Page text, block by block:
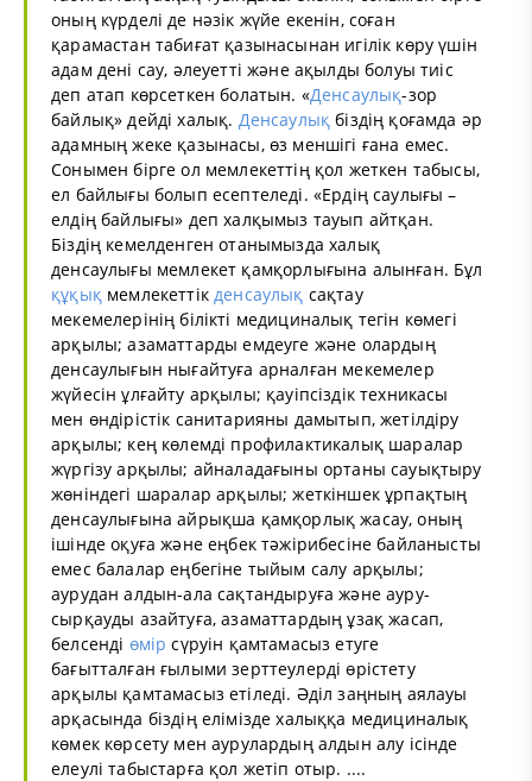
оның күрделі де нәзік жүйе екенін, соған
қарамастан табиғат қазынасынан игілік көру үшін
адам дені сау, әлеуетті және ақылды болуы тиіс
деп атап көрсеткен болатын. «Денсаулық-зор
байлық» дейді халық. Денсаулық біздің қоғамда әр
адамның жеке қазынасы, өз меншігі ғана емес.
Сонымен бірге ол мемлекеттің қол жеткен табысы,
ел байлығы болып есептеледі. «Ердің саулығы –
елдің байлығы» деп халқымыз тауып айтқан.
Біздің кемелденген отанымызда халық
денсаулығы мемлекет қамқорлығына алынған. Бұл
құқықмемлекеттікденсаулық сақтау
мекемелерінің білікті медициналық тегін көмегі
арқылы; азаматтарды емдеуге және олардың
денсаулығын нығайтуға арналған мекемелер
жүйесін ұлғайту арқылы; қауіпсіздік техникасы
мен өндірістік санитарияны дамытып, жетілдіру
арқылы; кең көлемді профилактикалық шаралар
жүргізу арқылы; айналадағыны ортаны сауықтыру
жөніндегі шаралар арқылы; жеткіншек ұрпақтың
денсаулығына айрықша қамқорлық жасау, оның
ішінде оқуға және еңбек тәжірибесіне байланысты
емес балалар еңбегіне тыйым салу арқылы;
аурудан алдын-ала сақтандыруға және ауру-
сырқауды азайтуға, азаматтардың ұзақ жасап,
белсенді өмір сүруін қамтамасыз етуге
бағытталған ғылыми зерттеулерді өрістету
арқылы қамтамасыз етіледі. Әділ заңның аялауы
арқасында біздің елімізде халыққа медициналық
көмек көрсету мен аурулардың алдын алу ісінде
елеулі табыстарға қол жетіп отыр. ....